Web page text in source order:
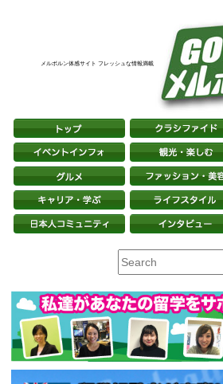
メルボルン体感サイト フレッシュな情報満載